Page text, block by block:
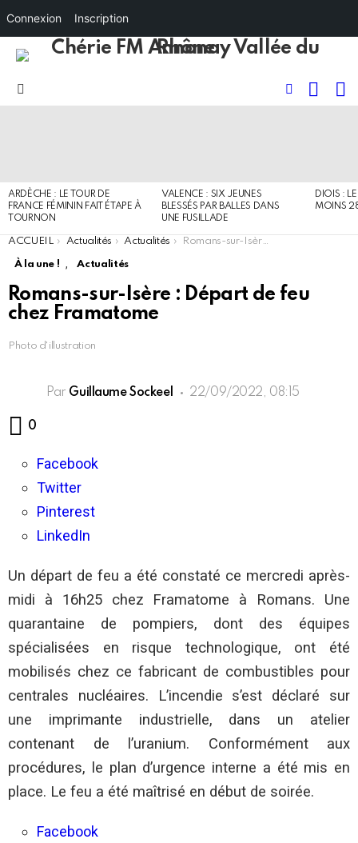
FOLLOW
ARDÈCHE : LE TOUR DE
FRANCE FÉMININ FAIT ÉTAPE À
TOURNON
VALENCE : SIX JEUNES
BLESSÉS PAR BALLES DANS
UNE FUSILLADE
DIOIS :
MOINS
You are here:
ACCUEIL Actualités Actualités Romans-sur-Isère : Départ de feu chez Framatome
À la une ! , Actualités
Romans-sur-Isère : Départ de feu
chez Framatome
Photo d'illustration
Par Guillaume Sockeel 22/09/2022, 08:15
0
Facebook
Twitter
Pinterest
LinkedIn
Un départ de feu a été constaté ce mercredi après-
midi à 16h25 chez Framatome à Romans. Une
quarantaine de pompiers, dont des équipes
spécialisées en risque technologique, ont été
mobilisés chez ce fabricant de combustibles pour
centrales nucléaires. L’incendie s’est déclaré sur
une imprimante industrielle, dans un atelier
contenant de l’uranium. Conformément aux
procédures, le plan d’urgence interne a été mis en
place. Le feu a été maîtrisé en début de soirée.
Facebook
Connexion Inscription